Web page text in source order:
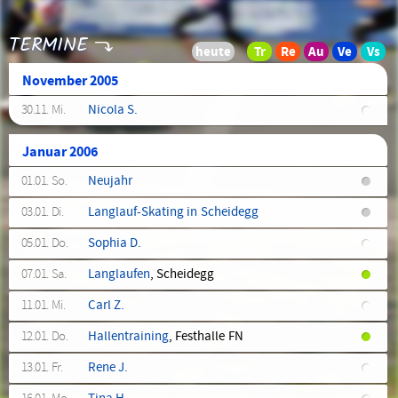
TERMINE
November 2005
30.11. Mi. Nicola S.
Januar 2006
01.01. So.
Neujahr
03.01. Di.
Langlauf-Skating in Scheidegg
05.01. Do.
Sophia D.
07.01. Sa.
Langlaufen, Scheidegg
11.01. Mi.
Carl Z.
12.01. Do.
Hallentraining, Festhalle FN
13.01. Fr.
Rene J.